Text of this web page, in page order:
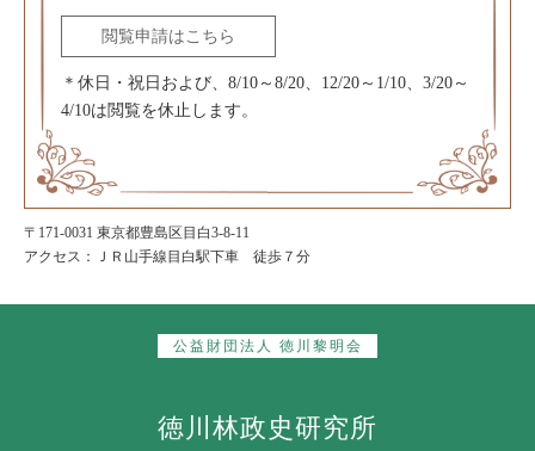
閲覧申請はこちら
＊休日・祝日および、8/10～8/20、12/20～1/10、3/20～
4/10は閲覧を休止します。
〒171-0031 東京都豊島区目白3-8-11
アクセス：ＪＲ山手線目白駅下車 徒歩７分
公益財団法人 徳川黎明会
徳川林政史研究所